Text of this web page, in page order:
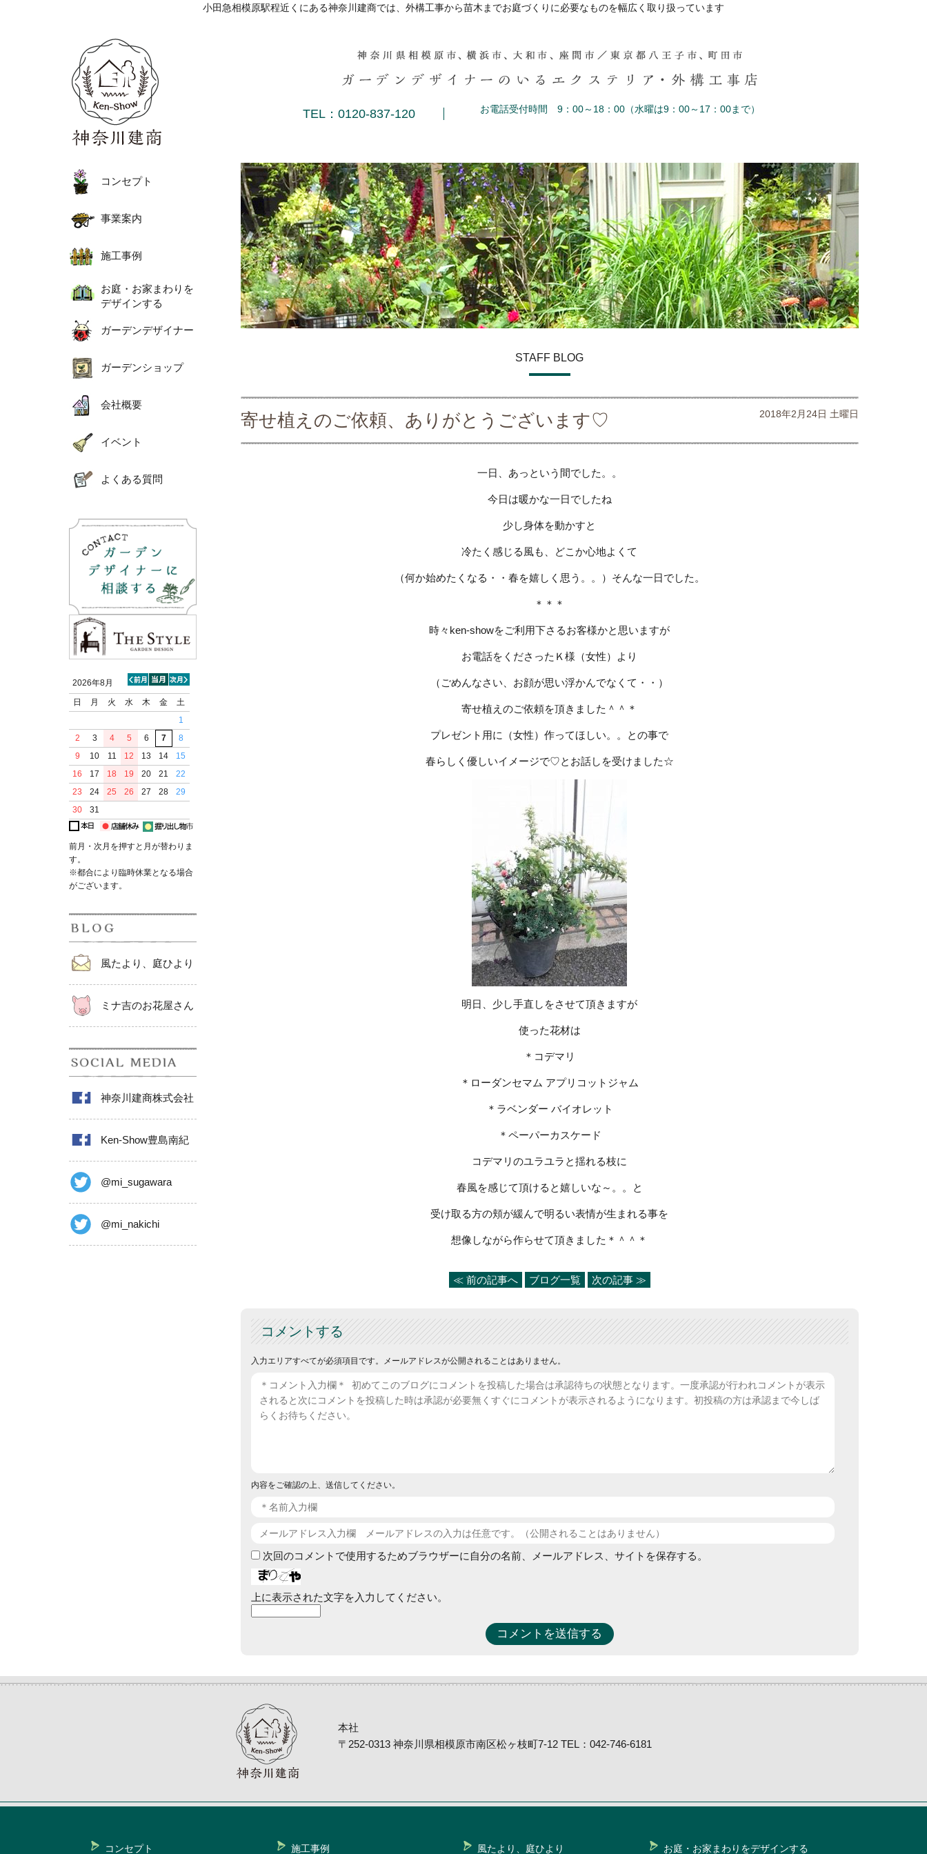
小田急相模原駅程近くにある神奈川建商では、外構工事から苗木までお庭づくりに必要なものを幅広く取り扱っています
TEL：0120-837-120 お電話受付時間 9：00～18：00（水曜は9：00～17：00まで）
コンセプト
事業案内
施工事例
お庭・お家まわりを
デザインする
ガーデンデザイナー
ガーデンショップ
会社概要
イベント
よくある質問
2026年8月
日
月 火 水 木 金
土
1
2
3 4 5 6 7
8
9
10 11 12 13 14
15
16
17 18 19 20 21
22
23
24 25 26 27 28
29
30
31
前月・次月を押すと月が替わりま
す。
※都合により臨時休業となる場合
がございます。
風たより、庭ひより
ミナ吉のお花屋さん
神奈川建商株式会社
Ken-Show豊島南紀
@mi_sugawara
@mi_nakichi
STAFF BLOG
寄せ植えのご依頼、ありがとうございます♡ 2018年2月24日 土曜日
一日、あっという間でした。。
今日は暖かな一日でしたね
少し身体を動かすと
冷たく感じる風も、どこか心地よくて
（何か始めたくなる・・春を嬉しく思う。。）そんな一日でした。
＊＊＊
時々ken-showをご利用下さるお客様かと思いますが
お電話をくださったＫ様（女性）より
（ごめんなさい、お顔が思い浮かんでなくて・・）
寄せ植えのご依頼を頂きました＾＾＊
プレゼント用に（女性）作ってほしい。。との事で
春らしく優しいイメージで♡とお話しを受けました☆
明日、少し手直しをさせて頂きますが
使った花材は
＊コデマリ
＊ローダンセマム アプリコットジャム
＊ラベンダー バイオレット
＊ペーパーカスケード
コデマリのユラユラと揺れる枝に
春風を感じて頂けると嬉しいな～。。と
受け取る方の頬が緩んで明るい表情が生まれる事を
想像しながら作らせて頂きました＊＾＾＊
≪ 前の記事へ ブログ一覧 次の記事 ≫
コメントする
入力エリアすべてが必須項目です。メールアドレスが公開されることはありません。
内容をご確認の上、送信してください。
次回のコメントで使用するためブラウザーに自分の名前、メールアドレス、サイトを保存する。
上に表示された文字を入力してください。
本社
〒252-0313 神奈川県相模原市南区松ヶ枝町7-12 TEL：042-746-6181
コンセプト 施工事例 風たより、庭ひより お庭・お家まわりをデザインする